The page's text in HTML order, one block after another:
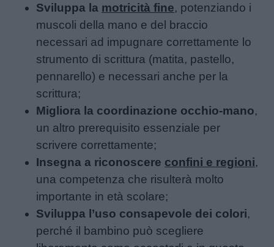
Sviluppa la motricità fine, potenziando i
muscoli della mano e del braccio
necessari ad impugnare correttamente lo
strumento di scrittura (matita, pastello,
pennarello) e necessari anche per la
scrittura;
Migliora la coordinazione occhio-mano,
un altro prerequisito essenziale per
scrivere correttamente;
Insegna a riconoscere confini e regioni,
una competenza che risulterà molto
importante in età scolare;
Sviluppa l’uso consapevole dei colori,
perché il bambino può scegliere